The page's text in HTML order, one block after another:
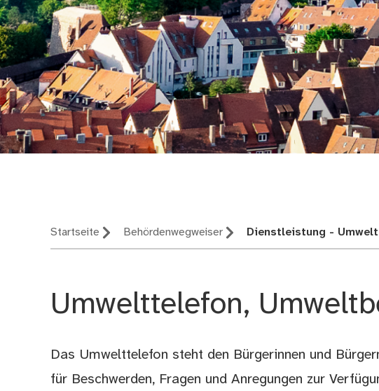
Startseite Behördenwegweiser Dienstleistung -
Umwelttelefon,
Beschreibung
Das Umwelttelefon steht den Bürgerinnen und
für Beschwerden, Fragen und Anregungen zur